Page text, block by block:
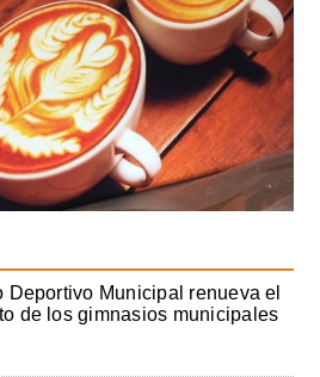
Deportivo Municipal renueva el
de los gimnasios municipales